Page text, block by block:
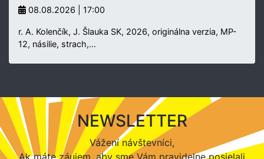
08.08.2026 | 17:00
r. A. Kolenčík, J. Šlauka SK, 2026, originálna verzia, MP-
12, násilie, strach,…
NEWSLETTER
Vážení návštevníci,
Ak máte záujem, aby sme Vám pravidelne posielali